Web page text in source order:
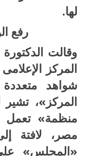
لها.
رفع
وقالت
المركز
شواهد
المركز»، تشير
منظمة» تعمل
مصر، لافتة
«المجلس»